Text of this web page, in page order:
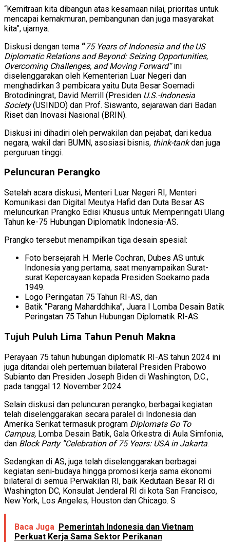
“Kemitraan kita dibangun atas kesamaan nilai, prioritas untuk
mencapai kemakmuran, pembangunan dan juga masyarakat
kita”, ujarnya.
Diskusi dengan tema “75 Years of Indonesia and the US
Diplomatic Relations and Beyond: Seizing Opportunities,
Overcoming Challenges, and Moving Forward”ini
diselenggarakan oleh Kementerian Luar Negeri dan
menghadirkan 3 pembicara yaitu Duta Besar Soemadi
Brotodiningrat, David Merrill (Presiden U.S.-Indonesia
Society(USINDO) dan Prof. Siswanto, sejarawan dari Badan
Riset dan Inovasi Nasional (BRIN).
Diskusi ini dihadiri oleh perwakilan dan pejabat, dari kedua
negara, wakil dari BUMN, asosiasi bisnis, think-tankdan juga
perguruan tinggi.
Peluncuran Perangko
Setelah acara diskusi, Menteri Luar Negeri RI, Menteri
Komunikasi dan Digital Meutya Hafid dan Duta Besar AS
meluncurkan Prangko Edisi Khusus untuk Memperingati Ulang
Tahun ke-75 Hubungan Diplomatik Indonesia-AS.
Prangko tersebut menampilkan tiga desain spesial:
Foto bersejarah H. Merle Cochran, Dubes AS untuk
Indonesia yang pertama, saat menyampaikan Surat-
surat Kepercayaan kepada Presiden Soekarno pada
1949.
Logo Peringatan 75 Tahun RI-AS, dan
Batik “Parang Maharddhika”, Juara I Lomba Desain Batik
Peringatan 75 Tahun Hubungan Diplomatik RI-AS.
Tujuh Puluh Lima Tahun Penuh Makna
Perayaan 75 tahun hubungan diplomatik RI-AS tahun 2024 ini
juga ditandai oleh pertemuan bilateral Presiden Prabowo
Subianto dan Presiden Joseph Biden di Washington, D.C.,
pada tanggal 12 November 2024.
Selain diskusi dan peluncuran perangko, berbagai kegiatan
telah diselenggarakan secara paralel di Indonesia dan
Amerika Serikat termasuk program Diplomats Go To
Campus, Lomba Desain Batik, Gala Orkestra di Aula Simfonia,
dan Block Party ”Celebration of 75 Years: USA in Jakarta.
Sedangkan di AS, juga telah diselenggarakan berbagai
kegiatan seni-budaya hingga promosi kerja sama ekonomi
bilateral di semua Perwakilan RI, baik Kedutaan Besar RI di
Washington DC, Konsulat Jenderal RI di kota San Francisco,
New York, Los Angeles, Houston dan Chicago. S
Baca Juga Pemerintah Indonesia dan Vietnam
Perkuat Kerja Sama Sektor Perikanan